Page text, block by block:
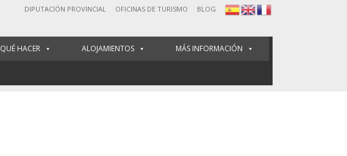
DIPUTACIÓN PROVINCIAL OFICINAS DE TURISMO BLOG
QUÉ HACER ALOJAMIENTOS MÁS INFORMACIÓN